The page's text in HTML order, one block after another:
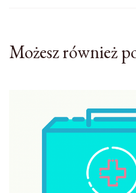
Możesz również